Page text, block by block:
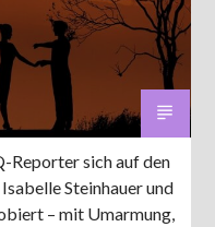
Reporter sich auf den
Steinhauer und
– mit Umarmung,